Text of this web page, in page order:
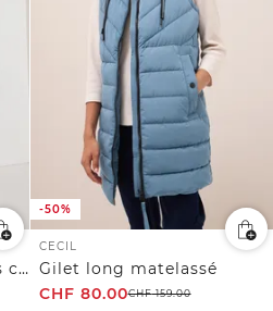
Gilet tampon en velours côtelé
-50%
CECIL
Gilet long matelassé
CHF 80.00CHF159.00